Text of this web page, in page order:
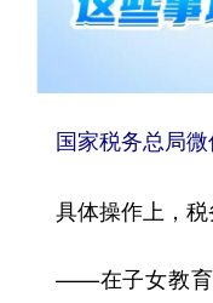
Русский язык
国家税务总局微
具体操作上，税
——在子女教育